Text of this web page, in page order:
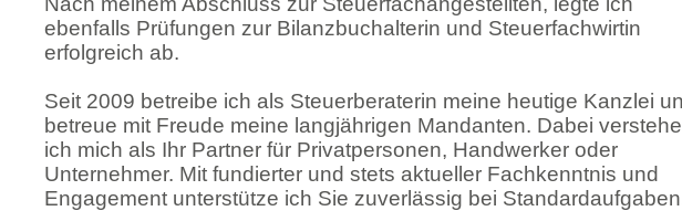
ebenfalls Prüfungen zur Bilanzbuchalterin und Steuerfachwirtin
erfolgreich ab.
Seit 2009 betreibe ich als Steuerberaterin meine heutige Kanzlei
betreue mit Freude meine langjährigen Mandanten. Dabei verstehe
ich mich als Ihr Partner für Privatpersonen, Handwerker oder
Unternehmer. Mit fundierter und stets aktueller Fachkenntnis und
Engagement unterstütze ich Sie zuverlässig bei